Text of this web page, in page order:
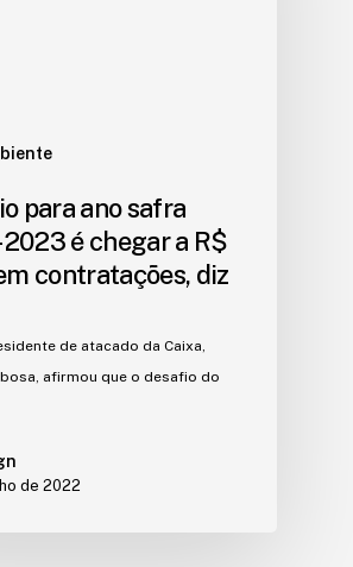
para ano safra
é chegar a R$
contratações, diz
de atacado da Caixa,
afirmou que o desafio do
de 2022